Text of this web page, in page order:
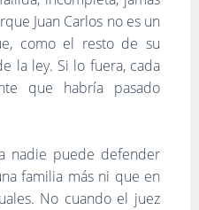
Juan Carlos no es un
como el resto de su
la ley. Si lo fuera, cada
que habría pasado
nadie puede defender
familia más ni que en
No cuando el juez